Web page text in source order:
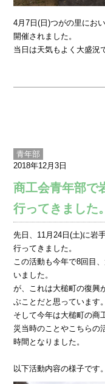
4月7日(日)つがの里にお
開催されました。
当日は天気もよく大盛況
青年部
2018年12月3日
商工会青年部で
行ってきました。
先日、11月24日(土)に岩
行ってきました。
この活動も今年で8回目
いました。
が、これは大槌町の復興
ぶことだと思っています。
そして今年は大槌町の商
災当時のことやこちらの
時間となりました。
以下活動内容の様子です。